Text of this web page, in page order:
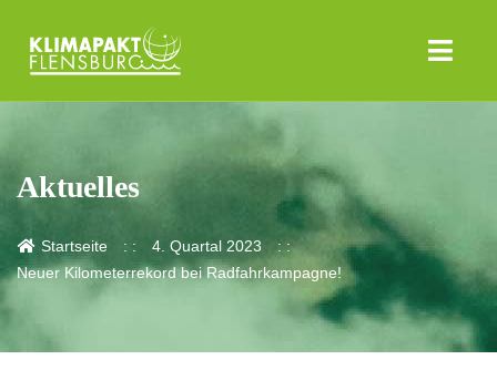
Aktuelles
Startseite
4. Quartal 2023
Neuer Kilometerrekord bei Radfahrkampagne!